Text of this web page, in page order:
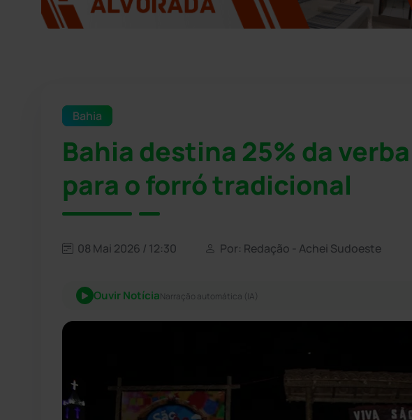
Bahia
Bahia destina 25% da
para o forró tradicional
08 Mai 2026 / 12:30 Por: Redação - Achei Sudoeste
Ouvir NotíciaNarração automática (IA)